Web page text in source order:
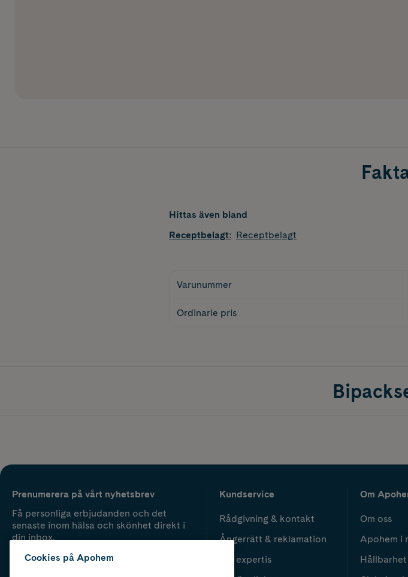
Hittas även bland
Receptbelagt: Receptbelagt
Varunummer
Ordinarie pris
Prenumerera på vårt nyhetsbrev
Få personliga erbjudanden och det
senaste inom hälsa och skönhet direkt i
din inbox.
Kundservice
Rådgivning & kontakt
Ångerrätt & reklamation
Vår expertis
Om
Om oss
Apohem i
Hållbarhet
Cookies på Apohem